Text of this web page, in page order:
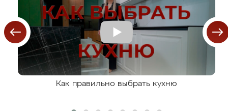
Как правильно выбрать кухню